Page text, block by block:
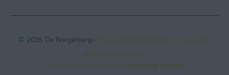
© 2026 De Norgerberg·Privacybeleid·Algemene voorwaarden
·Affiliate programma
Reserveringssysteem door Booking Experts